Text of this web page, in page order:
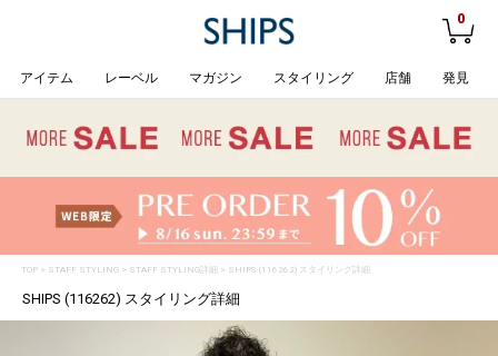
0
アイテム レーベル マガジン スタイリング 店舗 発見
TOP> STAFF STYLING> STAFF STYLING詳細 > SHIPS (116262) スタイリング詳細
SHIPS (116262) スタイリング詳細